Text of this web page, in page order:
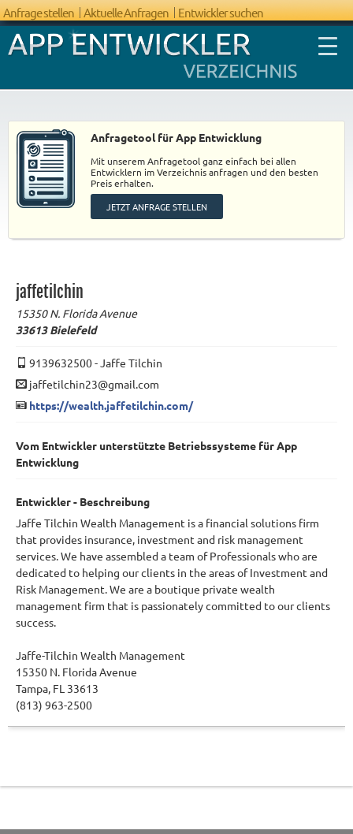
Anfrage stellen Aktuelle Anfragen Entwickler suchen
Anfragetool für App Entwicklung
Mit unserem Anfragetool ganz einfach bei allen
Entwicklern im Verzeichnis anfragen und den besten
Preis erhalten.
JETZT ANFRAGE STELLEN
jaffetilchin
15350 N. Florida Avenue
33613Bielefeld
9139632500-Jaffe Tilchin
jaffetilchin23@gmail.com
https://wealth.jaffetilchin.com/
Vom Entwickler unterstützte Betriebssysteme für App
Entwicklung
Entwickler - Beschreibung
Jaffe Tilchin Wealth Management is a financial solutions firm
that provides insurance, investment and risk management
services. We have assembled a team of Professionals who are
dedicated to helping our clients in the areas of Investment and
Risk Management. We are a boutique private wealth
management firm that is passionately committed to our clients
success.
Jaffe-Tilchin Wealth Management
15350 N. Florida Avenue
Tampa, FL 33613
(813) 963-2500